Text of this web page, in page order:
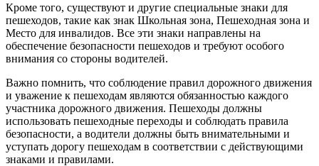
Кроме того, существуют и другие специальные знаки для
пешеходов, такие как знак Школьная зона, Пешеходная зона и
Место для инвалидов. Все эти знаки направлены на
обеспечение безопасности пешеходов и требуют особого
внимания со стороны водителей.
Важно помнить, что соблюдение правил дорожного движения
и уважение к пешеходам являются обязанностью каждого
участника дорожного движения. Пешеходы должны
использовать пешеходные переходы и соблюдать правила
безопасности, а водители должны быть внимательными и
уступать дорогу пешеходам в соответствии с действующими
знаками и правилами.